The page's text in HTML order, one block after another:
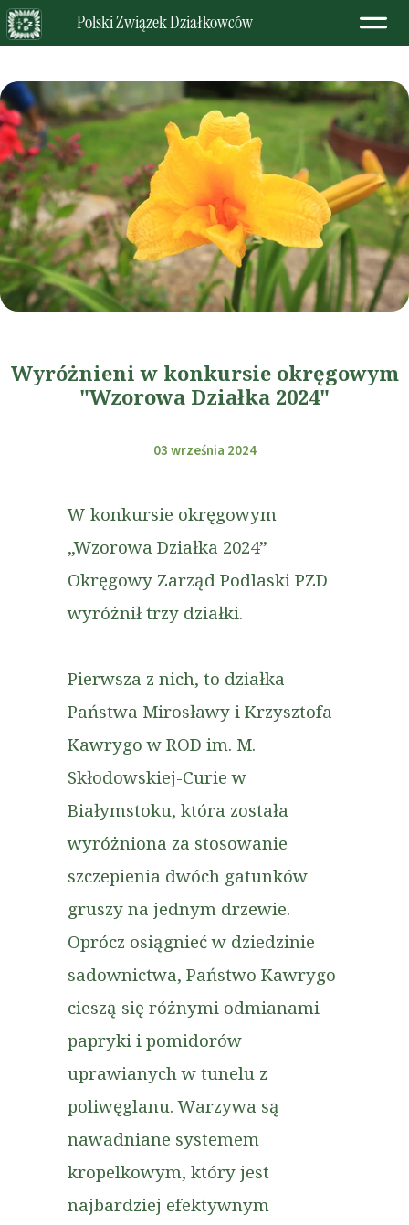
Polski Związek Działkowców
03 września 2024
Wyróżnieni w konkursie okręgowym
"Wzorowa Działka 2024"
W konkursie okręgowym
„Wzorowa Działka 2024”
Okręgowy Zarząd Podlaski PZD
wyróżnił trzy działki.
Pierwsza z nich, to działka
Państwa Mirosławy i Krzysztofa
Kawrygo w ROD im. M.
Skłodowskiej-Curie w
Białymstoku, która została
wyróżniona za stosowanie
szczepienia dwóch gatunków
gruszy na jednym drzewie.
Oprócz osiągnieć w dziedzinie
sadownictwa, Państwo Kawrygo
cieszą się różnymi odmianami
papryki i pomidorów
uprawianych w tunelu z
poliwęglanu. Warzywa są
nawadniane systemem
kropelkowym, który jest
najbardziej efektywnym